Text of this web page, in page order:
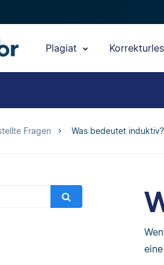
Plagiat
Fragen Was bedeutet induktiv?